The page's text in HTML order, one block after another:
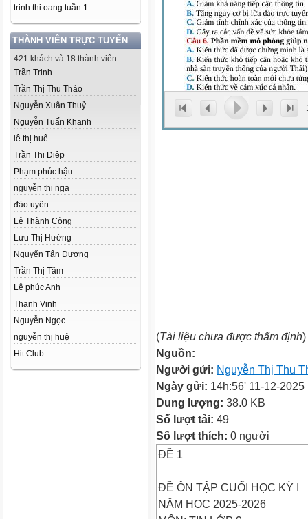
trinh thi oang tuần 1 ...
THÀNH VIÊN TRỰC TUYẾN
421 khách và 18 thành viên
Trần Trinh
Trần Thị Thu Thảo
Nguyễn Xuân Thuỷ
Nguyễn Tuấn Khanh
lê thị huê
Trần Thị Diệp
Phạm phúc hậu
nguyễn thị nga
đào uyên
Lê Thành Công
Lưu Thị Hường
Nguyển Tấn Dương
Trần Thị Tâm
Lê phúc Anh
Thanh Vinh
Nguyễn Ngọc
nguyễn thị huệ
Hit Club
(Tài liệu chưa được thẩm định)
Nguồn:
Người gửi: Nguyễn Thị Thu
Ngày gửi: 14h:56' 11-12-2025
Dung lượng: 38.0 KB
Số lượt tải: 49
Số lượt thích: 0 người
ĐỀ 1
ĐỀ ÔN TẬP CUỐI HỌC KỲ I
NĂM HỌC 2025-2026